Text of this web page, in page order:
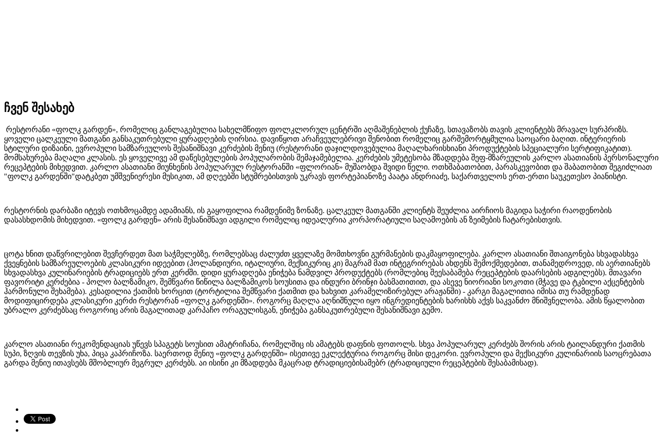
ჩვენ შესახებ
რესტორანი «ფოლკ გარდენ», რომელიც განლაგებულია სახელმწიფო ფოლკლორულ ცენტრში აღმაშენებლის ქუჩაზე, სთავაზობს თავის კლიენტებს მრავალ სურპრიზს.
ყოველი ცალკეული მათგანი განსაკუთრებული ყურადღების ღირსია. დავიწყოთ არაჩვეულებრივი შენობით რომელიც გარშემორტყმულია საოცარი ბაღით. ინტერიერის
სტილური დიზაინი, ევროპული სამზარეულოს შესანიშნავი კერძების მენიუ (რესტორანი დაჯილდოვებულია მაღალხარისხიანი პროდუქტების სპეციალური სერტიფიკატით).
მომსახურება მაღალი კლასის. ეს ყოველივე ამ დაწესებულების პოპულარობის შემაჯამებელია. კერძების უმეტესობა მზადდება შეფ-მზარეულის კარლო ასათიანის პერსონალური
რეცეპტების მიხედვით. კარლო ასათიანი მიუნხენის პოპულარულ რესტორანში «ფლორიან» მუშაობდა შვიდი წელი. ოთხშაბათობით, პარასკევობით და შაბათობით შეგიძლიათ
"ფოლკ გარდენში"დატკბეთ უმშვენიერესი მუსიკით, ამ დღეებში სტუმრებისთვის უკრავს ფორტეპიანოზე პაატა ანდრიაძე, საქართველოს ერთ-ერთი საუკეთესო პიანისტი.
რესტორნის დარბაზი იტევს ოთხმოცამდე ადამიანს, ის გაყოფილია რამდენიმე ზონაზე. ცალკეულ მათგანში კლიენტს შეუძლია აირჩიოს მაგიდა საჭირი რაოდენობის
დასასხდომის მიხედვით. «ფოლკ გარდენ» არის შესანიშნავი ადგილი რომელიც იდეალურია კორპორატიული საღამოების ან ზეიმების ჩატარებისთვის.
ცოტა ხნით დაწვრილებით შევჩერდეთ მათ საჭმელებზე, რომლებსაც ძალუძთ ყველაზე მომთხოვნი გურმანების დაკმაყოფილება. კარლო ასათიანი შთაიგონება სხვადასხვა
ქვეყნების სამზარეულოების კლასიკური იდეებით (ჰოლანდიური, იტალიური, მექსიკურიც კი) მაგრამ მათ ინტეგრირებას ახდენს შემოქმედებით, თანამედროვედ, ის აერთიანებს
სხვადასხვა კულინარიების ტრადიციებს ერთ კერძში. დიდი ყურადღება ენიჭება ნამდვილ პროდუქტებს (რომლებიც შეესაბამება რეცეპტების დაარსების ადგილებს). მთავარი
ფავორიტი კერძებია - პოლო ბალზამიკო, შემწვარი წიწილა ბალზამიკოს სოუსითა და ინდური ბრინჯი ბასმათითით, და ასევე ნიორიანი სოკოთი (მჭავე და ტკბილი აქცენტების
ჰარმონული შეხამება). კესადილია ქათმის ხორცით (ტორტილია შემწვარი ქათმით და ხახვით კარამელიზირებულ არაჟანში) - კარგი მაგალითია იმისა თუ რამდენად
მოდიფიცირდება კლასიკური კერძი რესტორან «ფოლკ გარდენში». როგორც მაღლა აღნიშნული იყო ინგრედიენტების ხარისხს აქვს საკვანძო მნიშვნელობა. ამის წყალობით
უბრალო კერძებსაც როგორიც არის მაგალითად კარპაჩო ორაგულისგან, ენიჭება განსაკუთრებული შესანიშნავი გემო.
კარლო ასათიანი რეკომენდაციას უწევს სპაგეტს სოუსით ამატრიჩანა, რომელშიც ის ამატებს დაფნის ფოთოლს. სხვა პოპულარულ კერძებს შორის არის ტაილანდური ქათმის
სუპი, ზღვის თევზის უხა, პიცა კაპრიჩოზა. საერთოდ მენიუ «ფოლკ გარდენში» ისეთივე ეკლექტურია როგორც მისი დეკორი. ევროპული და მექსიკური კულინარიის საოცრებათა
გარდა მენიუ ითავსებს მშობლიურ მეგრულ კერძებს. აი ისინი კი მზადდება მკაცრად ტრადიციებისამებრ (ტრადიციული რეცეპტების შესაბამისად).